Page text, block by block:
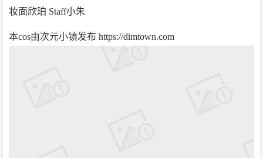
妆面欣珀 Staff小朱
本cos由次元小镇发布 https://dimtown.com